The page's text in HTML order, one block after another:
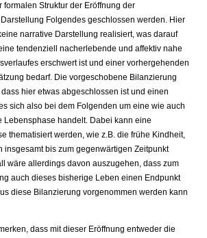
formalen Struktur der Eröffnung der
Folgendes geschlossen werden. Hier
narrative Darstellung realisiert, was darauf
tendenziell nacherlebende und affektiv nahe
erschwert ist und einer vorhergehenden
bedarf. Die vorgeschobene Bilanzierung
hier etwas abgeschlossen ist und einen
sich also bei dem Folgenden um eine wie auch
Lebensphase handelt. Dabei kann eine
thematisiert werden, wie z.B. die frühe Kindheit,
insgesamt bis zum gegenwärtigen Zeitpunkt
wäre allerdings davon auszugehen, dass zum
auch dieses bisherige Leben einen Endpunkt
diese Bilanzierung vorgenommen werden kann
dass mit dieser Eröffnung entweder die